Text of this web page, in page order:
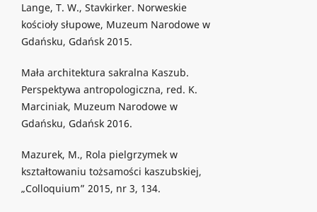
Lange, T. W., Stavkirker. Norweskie
kościoły słupowe, Muzeum Narodowe w
Gdańsku, Gdańsk 2015.
Mała architektura sakralna Kaszub.
Perspektywa antropologiczna, red. K.
Marciniak, Muzeum Narodowe w
Gdańsku, Gdańsk 2016.
Mazurek, M., Rola pielgrzymek w
kształtowaniu tożsamości kaszubskiej,
„Colloquium” 2015, nr 3, 134.